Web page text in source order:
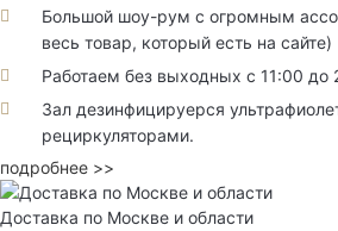
Большой шоу-рум с огромным
весь товар, который есть на сайте)
Работаем без выходных с 11:00 до
Зал дезинфицируерся
рециркуляторами.
подробнее >>
Доставка по Москве и области